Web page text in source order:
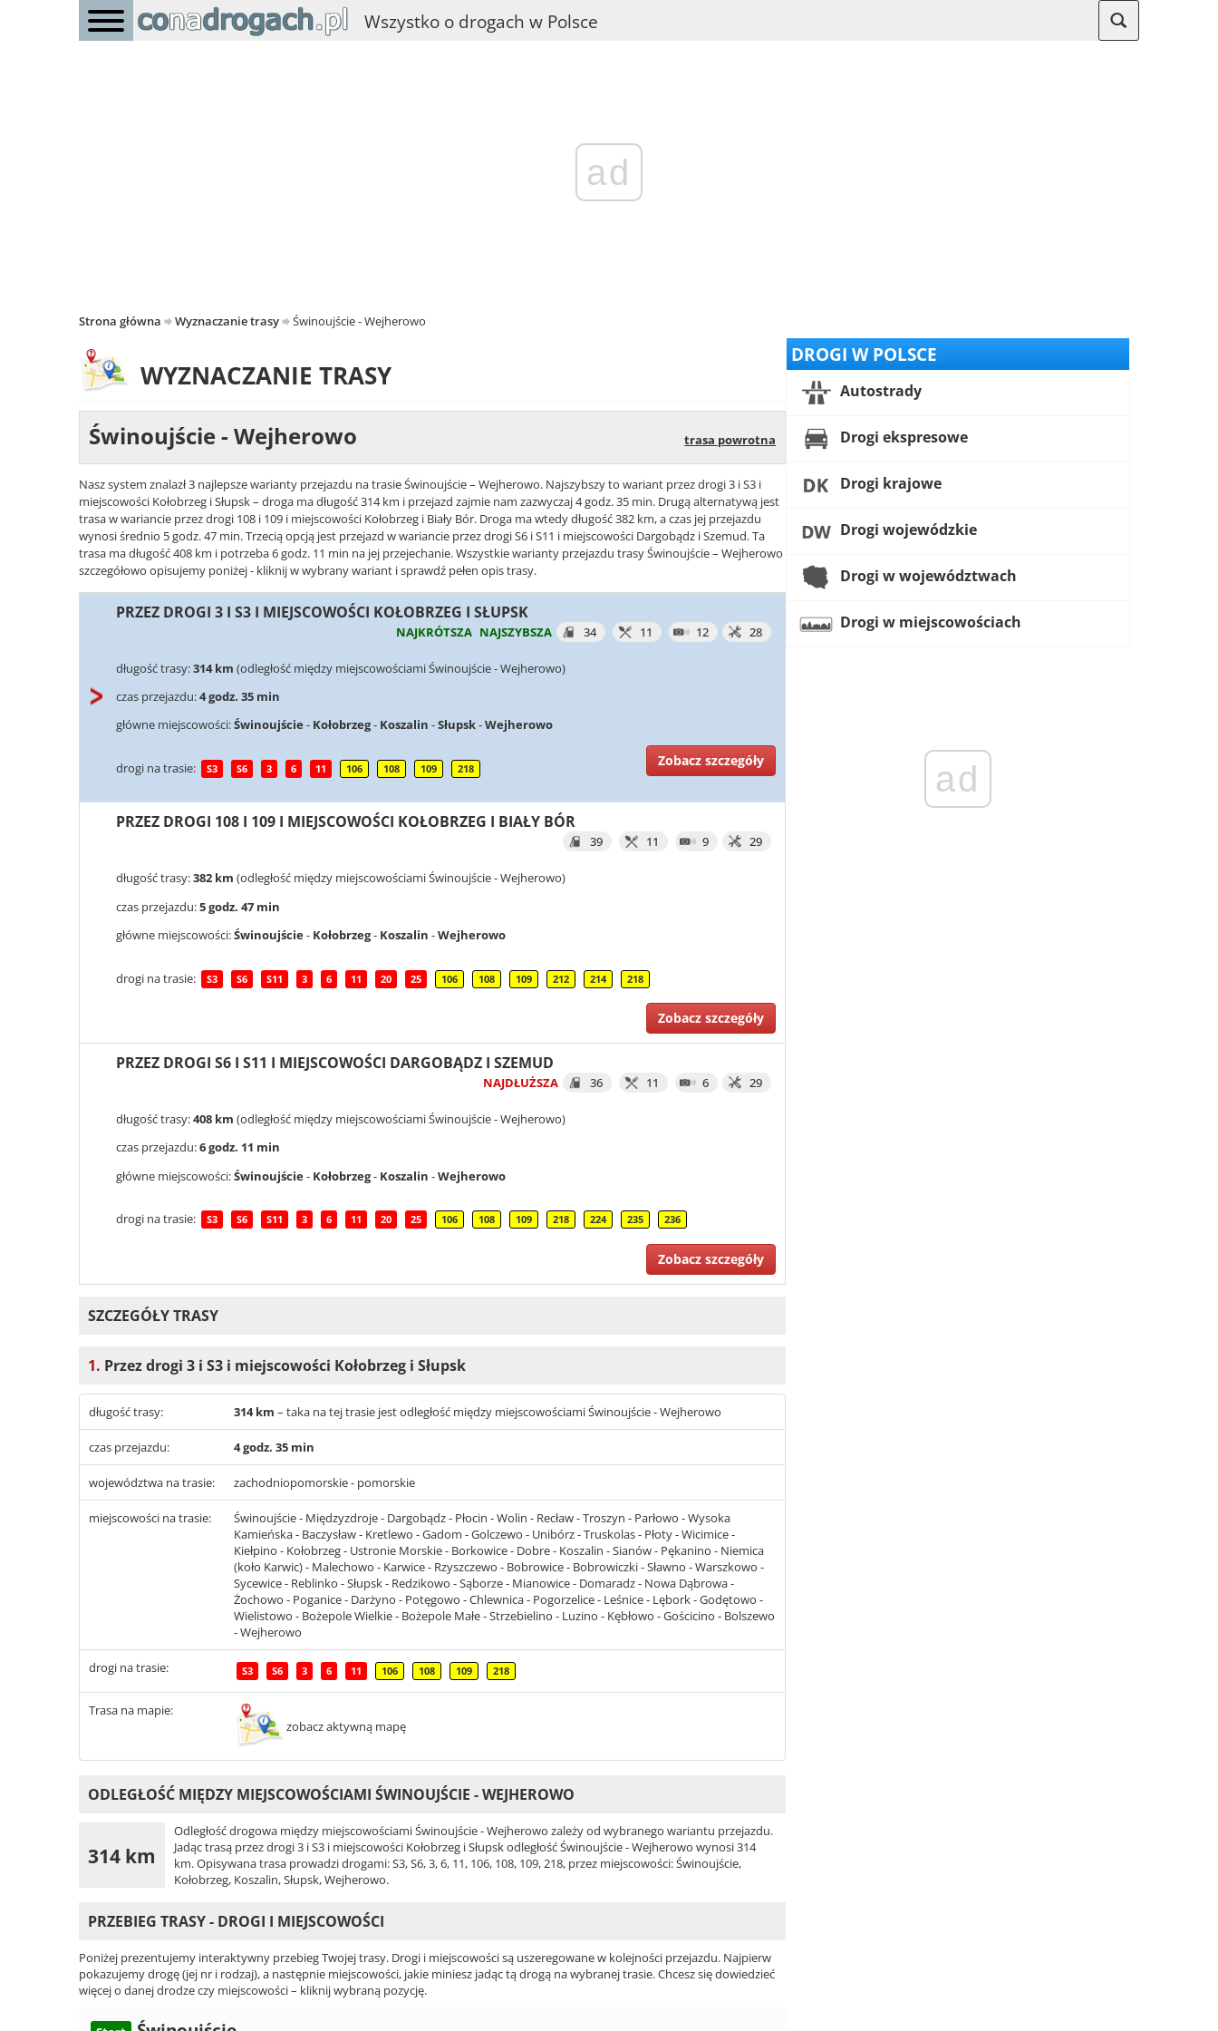
Wszystko o drogach w Polsce
ad
Strona główna Wyznaczanie trasy Świnoujście - Wejherowo
WYZNACZANIE TRASY
Świnoujście - Wejherowo trasa powrotna
Nasz system znalazł 3 najlepsze warianty przejazdu na trasie Świnoujście – Wejherowo. Najszybszy to wariant przez drogi 3 i S3 i
miejscowości Kołobrzeg i Słupsk – droga ma długość 314 km i przejazd zajmie nam zazwyczaj 4 godz. 35 min. Drugą alternatywą jest
trasa w wariancie przez drogi 108 i 109 i miejscowości Kołobrzeg i Biały Bór. Droga ma wtedy długość 382 km, a czas jej przejazdu
wynosi średnio 5 godz. 47 min. Trzecią opcją jest przejazd w wariancie przez drogi S6 i S11 i miejscowości Dargobądz i Szemud. Ta
trasa ma długość 408 km i potrzeba 6 godz. 11 min na jej przejechanie. Wszystkie warianty przejazdu trasy Świnoujście – Wejherowo
szczegółowo opisujemy poniżej - kliknij w wybrany wariant i sprawdź pełen opis trasy.
PRZEZ DROGI 3 I S3 I MIEJSCOWOŚCI KOŁOBRZEG I SŁUPSK
NAJKRÓTSZA NAJSZYBSZA 34 11 12 28
długość trasy:314 km (odległość między miejscowościami Świnoujście - Wejherowo)
czas przejazdu:4 godz. 35 min
główne miejscowości:Świnoujście - Kołobrzeg- Koszalin -Słupsk-Wejherowo
drogi na trasie: S3 S6 3 6 11 106 108 109 218
Zobacz szczegóły
PRZEZ DROGI 108 I 109 I MIEJSCOWOŚCI KOŁOBRZEG I BIAŁY BÓR
39 11 9 29
długość trasy:382 km (odległość między miejscowościami Świnoujście - Wejherowo)
czas przejazdu:5 godz. 47 min
główne miejscowości:Świnoujście- Kołobrzeg- Koszalin -Wejherowo
drogi na trasie: S3 S6 S11 3 6 11 20 25 106 108 109 212 214 218
Zobacz szczegóły
PRZEZ DROGI S6 I S11 I MIEJSCOWOŚCI DARGOBĄDZ I SZEMUD
NAJDŁUŻSZA 36 11 6 29
długość trasy:408 km (odległość między miejscowościami Świnoujście - Wejherowo)
czas przejazdu:6 godz. 11 min
główne miejscowości:Świnoujście- Kołobrzeg- Koszalin -Wejherowo
drogi na trasie: S3 S6 S11 3 6 11 20 25 106 108 109 218 224 235 236
Zobacz szczegóły
SZCZEGÓŁY TRASY
1. Przez drogi 3 i S3 i miejscowości Kołobrzeg i Słupsk
długość trasy: 314 km – taka na tej trasie jest odległość między miejscowościami Świnoujście - Wejherowo
czas przejazdu: 4 godz. 35 min
województwa na trasie: zachodniopomorskie - pomorskie
miejscowości na trasie:
Świnoujście - Międzyzdroje - Dargobądz - Płocin - Wolin - Recław - Troszyn - Parłowo - Wysoka
Kamieńska - Baczysław - Kretlewo - Gadom - Golczewo - Unibórz - Truskolas - Płoty - Wicimice -
Kiełpino - Kołobrzeg - Ustronie Morskie - Borkowice - Dobre - Koszalin - Sianów - Pękanino - Niemica
(koło Karwic) - Malechowo - Karwice - Rzyszczewo - Bobrowice - Bobrowiczki - Sławno - Warszkowo -
Sycewice - Reblinko - Słupsk - Redzikowo - Sąborze - Mianowice - Domaradz - Nowa Dąbrowa -
Żochowo - Poganice - Darżyno - Potęgowo - Chlewnica - Pogorzelice - Leśnice - Lębork - Godętowo -
Wielistowo - Bożepole Wielkie - Bożepole Małe - Strzebielino - Luzino - Kębłowo - Gościcino - Bolszewo
- Wejherowo
drogi na trasie: S3 S6 3 6 11 106 108 109 218
Trasa na mapie:
zobacz aktywną mapę
ODLEGŁOŚĆ MIĘDZY MIEJSCOWOŚCIAMI ŚWINOUJŚCIE - WEJHEROWO
314 km
Odległość drogowa między miejscowościami Świnoujście - Wejherowo zależy od wybranego wariantu przejazdu.
Jadąc trasą przez drogi 3 i S3 i miejscowości Kołobrzeg i Słupsk odległość Świnoujście - Wejherowo wynosi 314
km. Opisywana trasa prowadzi drogami: S3, S6, 3, 6, 11, 106, 108, 109, 218, przez miejscowości: Świnoujście,
Kołobrzeg, Koszalin, Słupsk, Wejherowo.
PRZEBIEG TRASY - DROGI I MIEJSCOWOŚCI
Poniżej prezentujemy interaktywny przebieg Twojej trasy. Drogi i miejscowości są uszeregowane w kolejności przejazdu. Najpierw
pokazujemy drogę (jej nr i rodzaj), a następnie miejscowości, jakie miniesz jadąc tą drogą na wybranej trasie. Chcesz się dowiedzieć
więcej o danej drodze czy miejscowości – kliknij wybraną pozycję.
DROGI W POLSCE
Autostrady
Drogi ekspresowe
Drogi krajowe
Drogi wojewódzkie
Drogi w województwach
Drogi w miejscowościach
ad